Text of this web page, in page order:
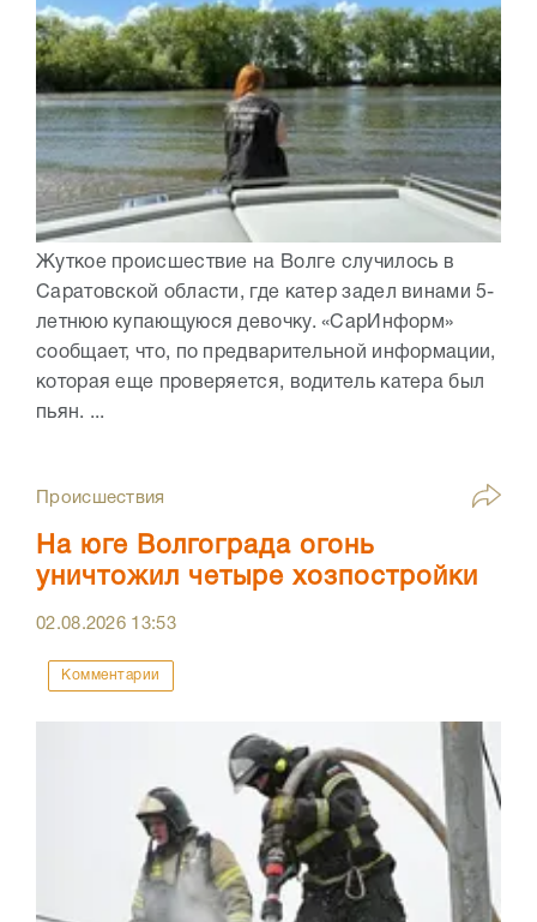
Жуткое происшествие на Волге случилось в
Саратовской области, где катер задел винами 5-
летнюю купающуюся девочку. «СарИнформ»
сообщает, что, по предварительной информации,
которая еще проверяется, водитель катера был
пьян. ...
Происшествия
На юге Волгограда огонь
уничтожил четыре хозпостройки
02.08.2026 13:53
Комментарии